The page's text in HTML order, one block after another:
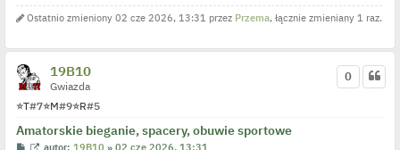
Ostatnio zmieniony 02 cze 2026, 13:31 przez Przema, łącznie zmieniany 1 raz.
19B10
Gwiazda
⭐T#7⭐M#9⭐R#5
Amatorskie bieganie, spacery, obuwie sportowe
0
P
W
autor:19B10 »02 cze 2026, 13:31